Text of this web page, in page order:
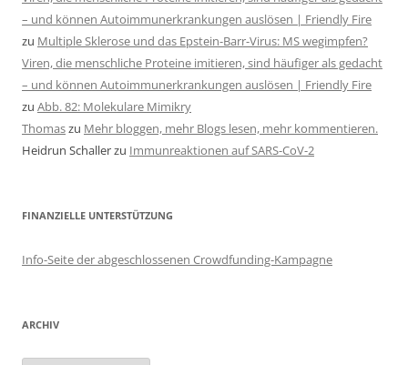
– und können Autoimmunerkrankungen auslösen | Friendly Fire
zu Multiple Sklerose und das Epstein-Barr-Virus: MS wegimpfen?
Viren, die menschliche Proteine imitieren, sind häufiger als gedacht
– und können Autoimmunerkrankungen auslösen | Friendly Fire
zu Abb. 82: Molekulare Mimikry
Thomaszu Mehr bloggen, mehr Blogs lesen, mehr kommentieren.
Heidrun Schallerzu Immunreaktionen auf SARS-CoV-2
FINANZIELLE UNTERSTÜTZUNG
Info-Seite der abgeschlossenen Crowdfunding-Kampagne
ARCHIV